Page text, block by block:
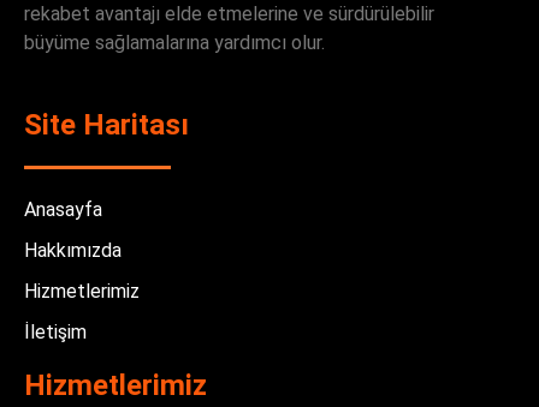
rekabet avantajı elde etmelerine ve sürdürülebilir
büyüme sağlamalarına yardımcı olur.
Site Haritası
Anasayfa
Hakkımızda
Hizmetlerimiz
İletişim
Hizmetlerimiz